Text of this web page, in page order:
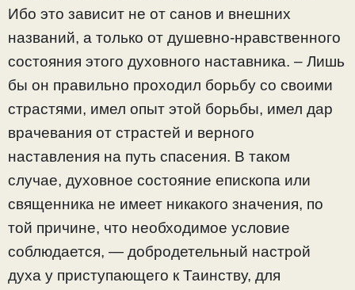
Ибо это зависит не от санов и внешних
названий, а только от душевно-нравственного
состояния этого духовного наставника. – Лишь
бы он правильно проходил борьбу со своими
страстями, имел опыт этой борьбы, имел дар
врачевания от страстей и верного
наставления на путь спасения. В таком
случае, духовное состояние епископа или
священника не имеет никакого значения, по
той причине, что необходимое условие
соблюдается, — добродетельный настрой
духа у приступающего к Таинству, для